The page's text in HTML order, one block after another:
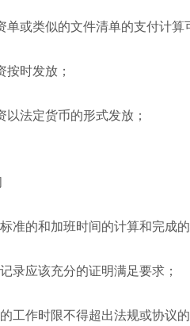
单或类似的文件清单的支付计算
按时发放；
以法定货币的形式发放；
准的和加班时间的计算和完成
录应该充分的证明满足要求；
工作时限不得超出法规或协议的